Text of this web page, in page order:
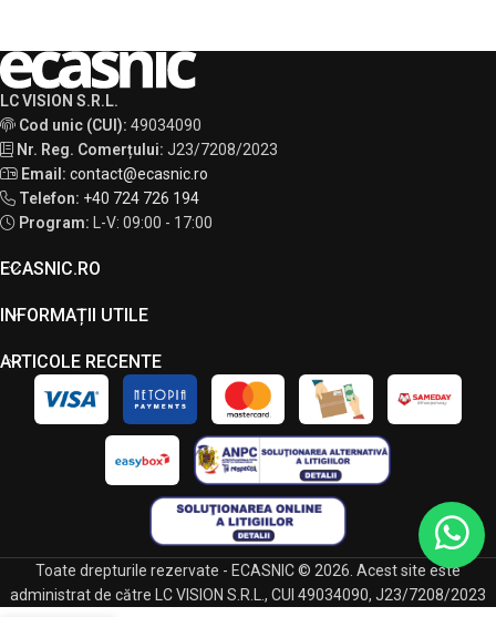
LC VISION S.R.L.
Cod unic (CUI): 49034090
Nr. Reg. Comerțului: J23/7208/2023
Email: contact@ecasnic.ro
Telefon: +40 724 726 194
Program:
L-V: 09:00 - 17:00
ECASNIC.RO
INFORMAȚII UTILE
ARTICOLE RECENTE
Toate drepturile rezervate - ECASNIC © 2026. Acest site este
administrat de către LC VISION S.R.L., CUI 49034090, J23/7208/2023